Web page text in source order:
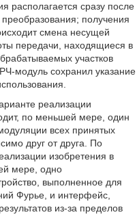
располагается сразу после
получения
смена несущей
передачи, находящиеся в
участков
модуль сохранил указание
реализации
по меньшей мере, один
всех принятых
друг от друга. По
изобретения в
мере, одно
выполненное для
Фурье, и интерфейс,
из-за пределов